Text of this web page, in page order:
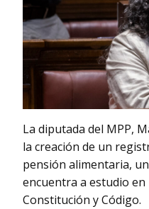
La diputada del MPP,
la creación de un
pensión alimentaria,
encuentra a estudio en
Constitución y Código.